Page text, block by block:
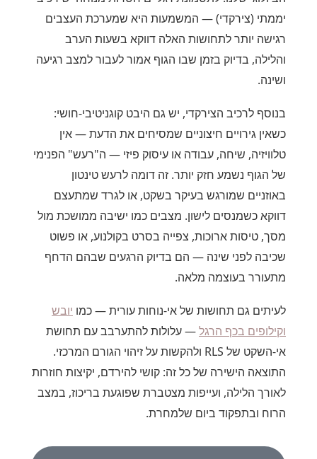
יממתי (צירקדי) — המשמעות היא שמערכת העצבים
רגישה יותר לתחושות האלה דווקא בשעות הערב
והלילה, בדיוק בזמן שבו הגוף אמור לעבור למצב רגיעה
ושינה.
בנוסף לרכיב הצירקדי, יש גם היבט קוגניטיבי-חושי:
כשאין גירויים חיצוניים שמסיחים את הדעת — אין
טלוויזיה, שיחה, עבודה או עיסוק פיזי — ה"רעש" הפנימי
של הגוף נשמע חזק יותר. זה דומה לרעש טינטון
באוזניים שמורגש בעיקר בשקט, או לגרד שמתעצם
דווקא כשמנסים לישון. מצבים כמו ישיבה ממושכת מול
מסך, טיסות ארוכות, צפייה בסרט בקולנוע, או פשוט
שכיבה לפני שינה — הם בדיוק הרגעים שבהם הדחף
מתעורר בעוצמה מלאה.
לעיתים גם תחושות של אי-נוחות עורית — כמו יובש
וקילופים בכף הרגל— עלולות להתערבב עם תחושת
אי-השקט של RLS ולהקשות על זיהוי הגורם המרכזי.
התוצאה הישירה של כל זה: קושי להירדם, יקיצות חוזרות
לאורך הלילה, ועייפות מצטברת שפוגעת בריכוז, במצב
הרוח ובתפקוד ביום שלמחרת.